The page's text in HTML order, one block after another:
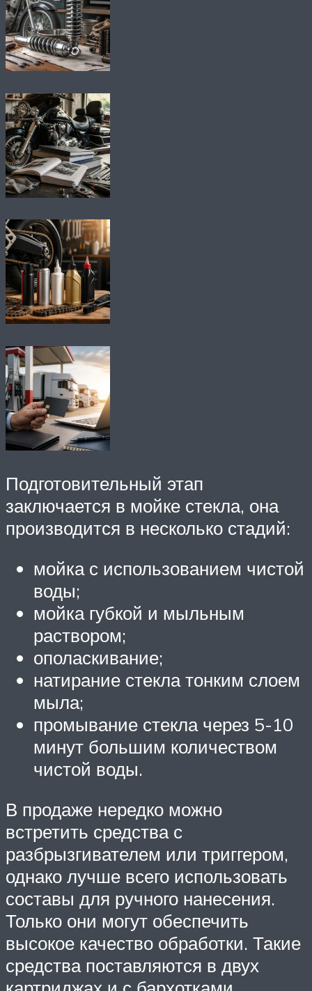
Подготовительный этап
заключается в мойке стекла, она
производится в несколько стадий:
мойка с использованием чистой
воды;
мойка губкой и мыльным
раствором;
ополаскивание;
натирание стекла тонким слоем
мыла;
промывание стекла через 5-10
минут большим количеством
чистой воды.
В продаже нередко можно
встретить средства с
разбрызгивателем или триггером,
однако лучше всего использовать
составы для ручного нанесения.
Только они могут обеспечить
высокое качество обработки. Такие
средства поставляются в двух